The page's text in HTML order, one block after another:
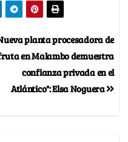
planta procesadora de
en Malambo demuestra
confianza privada en el
Atlántico": Elsa Noguera